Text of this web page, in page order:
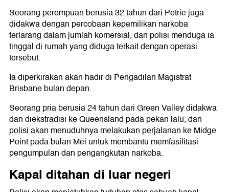
Seorang perempuan berusia 32 tahun dari Petrie juga
didakwa dengan percobaan kepemilikan narkoba
terlarang dalam jumlah komersial, dan polisi menduga ia
tinggal di rumah yang diduga terkait dengan operasi
tersebut.
Ia diperkirakan akan hadir di Pengadilan Magistrat
Brisbane bulan depan.
Seorang pria berusia 24 tahun dari Green Valley didakwa
dan diekstradisi ke Queensland pada pekan lalu, dan
polisi akan menuduhnya melakukan perjalanan ke Midge
Point pada bulan Mei untuk membantu memfasilitasi
pengumpulan dan pengangkutan narkoba.
Kapal ditahan di luar negeri